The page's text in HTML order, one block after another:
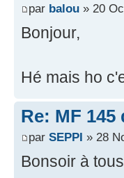
par balou » 20
Bonjour,
Hé mais ho
Re: MF 145
par SEPPI » 28
Bonsoir à